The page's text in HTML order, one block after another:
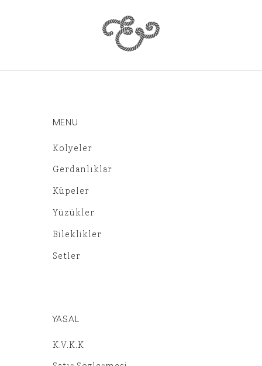
MENU
Kolyeler
Gerdanlıklar
Küpeler
Yüzükler
Bileklikler
Setler
YASAL
K.V.K.K